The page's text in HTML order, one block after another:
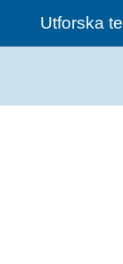
Utforska